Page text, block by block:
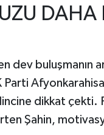
DAHA
dev buluşmanın
dikkat çekti.
Şahin,